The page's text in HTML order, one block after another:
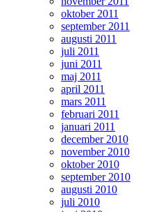
oktober 2011
september 2011
augusti 2011
juli 2011
juni 2011
maj 2011
april 2011
mars 2011
februari 2011
januari 2011
december 2010
november 2010
oktober 2010
september 2010
augusti 2010
juli 2010